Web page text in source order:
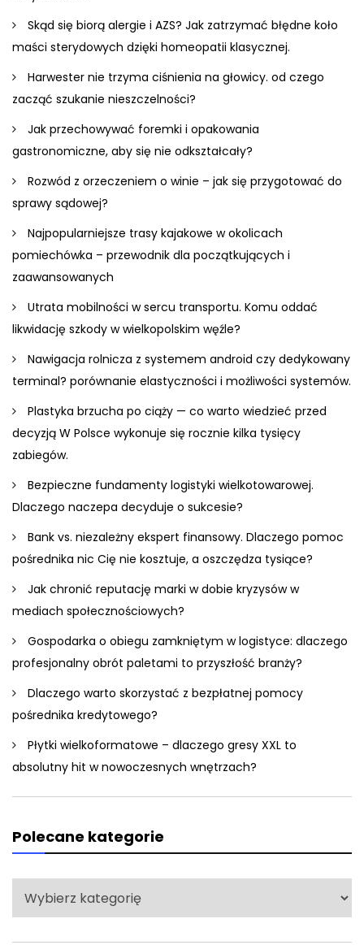
Skąd się biorą alergie i AZS? Jak zatrzymać błędne koło
maści sterydowych dzięki homeopatii klasycznej.
Harwester nie trzyma ciśnienia na głowicy. od czego
zacząć szukanie nieszczelności?
Jak przechowywać foremki i opakowania
gastronomiczne, aby się nie odkształcały?
Rozwód z orzeczeniem o winie – jak się przygotować do
sprawy sądowej?
Najpopularniejsze trasy kajakowe w okolicach
pomiechówka – przewodnik dla początkujących i
zaawansowanych
Utrata mobilności w sercu transportu. Komu oddać
likwidację szkody w wielkopolskim węźle?
Nawigacja rolnicza z systemem android czy dedykowany
terminal? porównanie elastyczności i możliwości systemów.
Plastyka brzucha po ciąży — co warto wiedzieć przed
decyzją W Polsce wykonuje się rocznie kilka tysięcy
zabiegów.
Bezpieczne fundamenty logistyki wielkotowarowej.
Dlaczego naczepa decyduje o sukcesie?
Bank vs. niezależny ekspert finansowy. Dlaczego pomoc
pośrednika nic Cię nie kosztuje, a oszczędza tysiące?
Jak chronić reputację marki w dobie kryzysów w
mediach społecznościowych?
Gospodarka o obiegu zamkniętym w logistyce: dlaczego
profesjonalny obrót paletami to przyszłość branży?
Dlaczego warto skorzystać z bezpłatnej pomocy
pośrednika kredytowego?
Płytki wielkoformatowe – dlaczego gresy XXL to
absolutny hit w nowoczesnych wnętrzach?
Polecane kategorie
Polecane
kategorie